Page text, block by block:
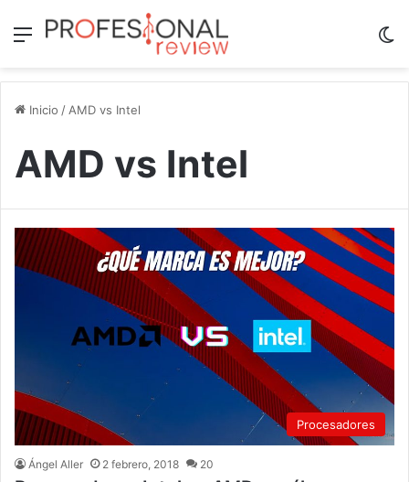
Menú
Inicio /AMD vs Intel
AMD vs Intel
Procesadores
Ángel Aller 2 febrero, 2018 20